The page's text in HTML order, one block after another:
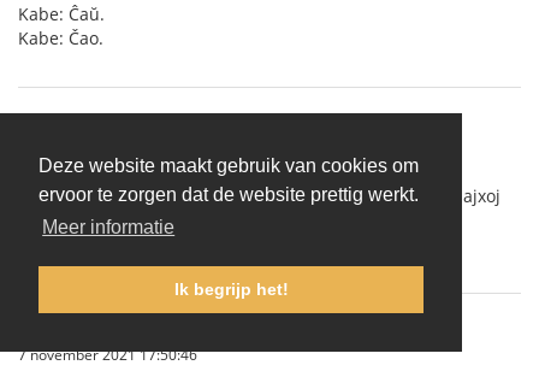
Deze website maakt gebruik van cookies om
ervoor te zorgen dat de website prettig werkt.
Meer informatie
Ik begrijp het!
Kabe: Ĉaŭ.
Kabe: Čao.
Cxu iu konas tiun kiu volus kun-fari jxurnalon de aktualajxoj
en Interslava?
Cxu tiaj jxurnaloj jam ekzistas?
7 november 2021 17:50:46